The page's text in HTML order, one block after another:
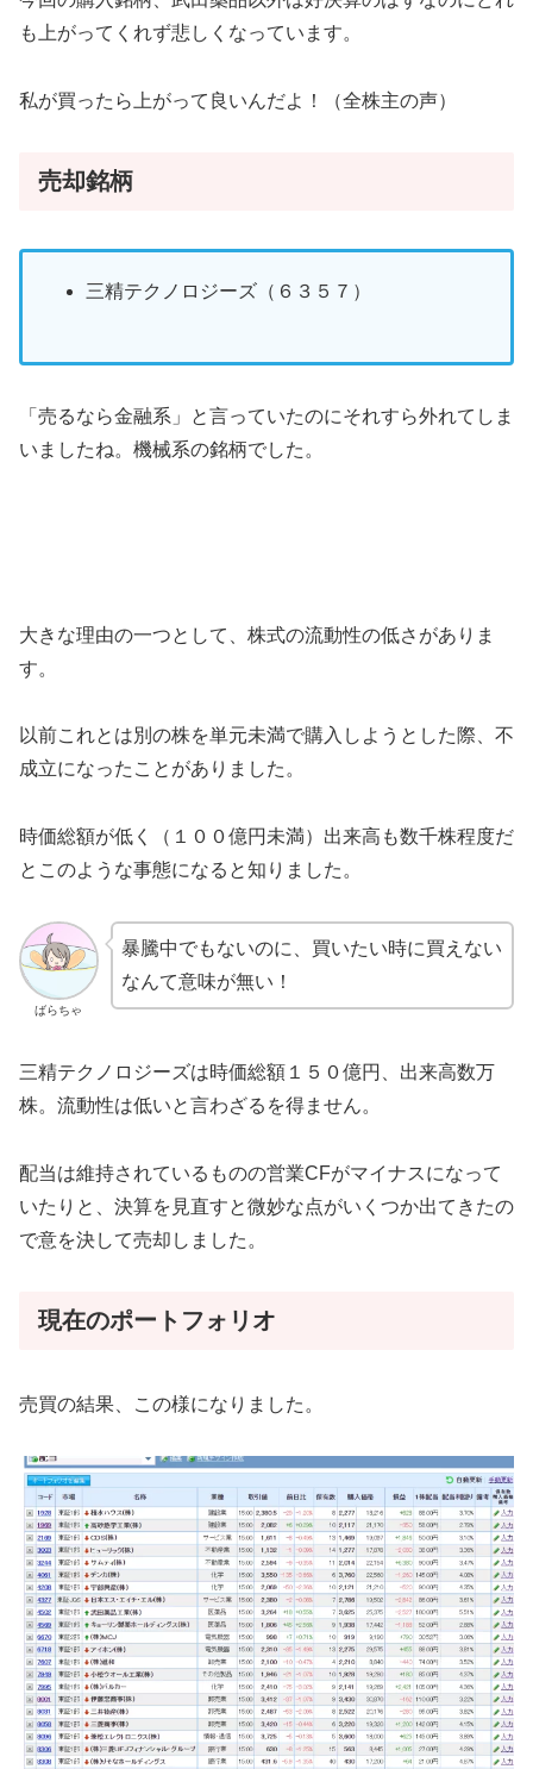
も上がってくれず悲しくなっています。
私が買ったら上がって良いんだよ！（全株主の声）
売却銘柄
三精テクノロジーズ（６３５７）
「売るなら金融系」と言っていたのにそれすら外れてしま
いましたね。機械系の銘柄でした。
大きな理由の一つとして、株式の流動性の低さがありま
す。
以前これとは別の株を単元未満で購入しようとした際、不
成立になったことがありました。
時価総額が低く（１００億円未満）出来高も数千株程度だ
とこのような事態になると知りました。
ばらちゃ
暴騰中でもないのに、買いたい時に買えない
なんて意味が無い！
三精テクノロジーズは時価総額１５０億円、出来高数万
株。流動性は低いと言わざるを得ません。
配当は維持されているものの営業CFがマイナスになって
いたりと、決算を見直すと微妙な点がいくつか出てきたの
で意を決して売却しました。
現在のポートフォリオ
売買の結果、この様になりました。